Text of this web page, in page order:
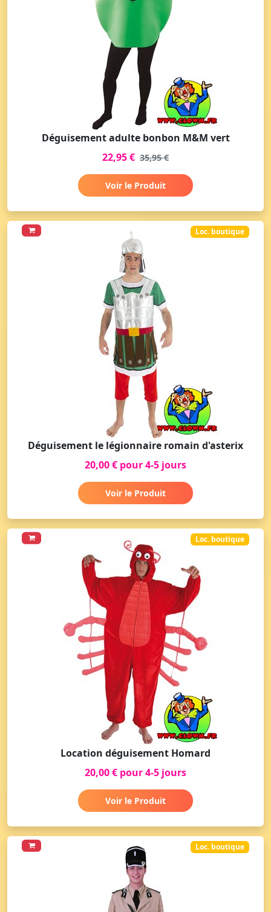
Déguisement adulte bonbon M&M vert
22,95 € 35,95 €
Voir le Produit
Loc. boutique
Déguisement le légionnaire romain d'asterix
20,00 € pour 4-5 jours
Voir le Produit
Loc. boutique
Location déguisement Homard
20,00 € pour 4-5 jours
Voir le Produit
Loc. boutique